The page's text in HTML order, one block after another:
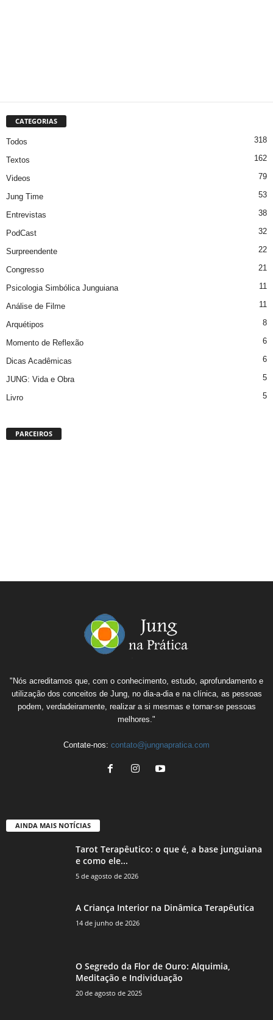
CATEGORIAS
Todos 318
Textos 162
Videos 79
Jung Time 53
Entrevistas 38
PodCast 32
Surpreendente 22
Congresso 21
Psicologia Simbólica Junguiana 11
Análise de Filme 11
Arquétipos 8
Momento de Reflexão 6
Dicas Acadêmicas 6
JUNG: Vida e Obra 5
Livro 5
PARCEIROS
"Nós acreditamos que, com o conhecimento, estudo, aprofundamento e
utilização dos conceitos de Jung, no dia-a-dia e na clínica, as pessoas
podem, verdadeiramente, realizar a si mesmas e tornar-se pessoas
melhores."
Contate-nos: contato@jungnapratica.com
AINDA MAIS NOTÍCIAS
Tarot Terapêutico: o que é, a base junguiana
e como ele...
5 de agosto de 2026
A Criança Interior na Dinâmica Terapêutica
14 de junho de 2026
O Segredo da Flor de Ouro: Alquimia,
Meditação e Individuação
20 de agosto de 2025